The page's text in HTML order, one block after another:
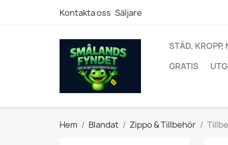
Kontakta oss Säljare
STÄD, KROPP,
GRATIS
Hem Blandat Zippo & Tillbehör